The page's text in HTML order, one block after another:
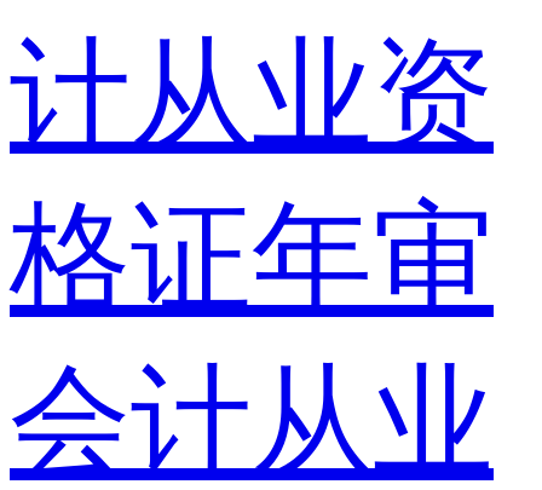
计从业资
格证年审
会计从业